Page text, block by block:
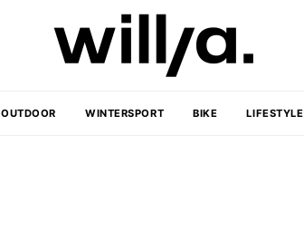
OUTDOOR WINTERSPORT BIKE LIFESTYLE